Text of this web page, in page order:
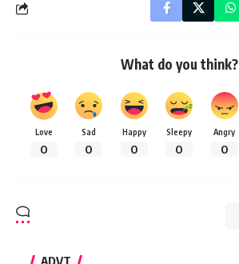
What do you think?
Love
0
Sad
0
Happy
0
Sleepy
0
Angry
0
ADVT